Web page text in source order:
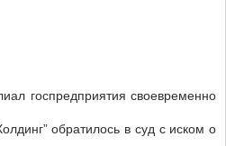
госпредприятия своевременно
обратилось в суд с иском о